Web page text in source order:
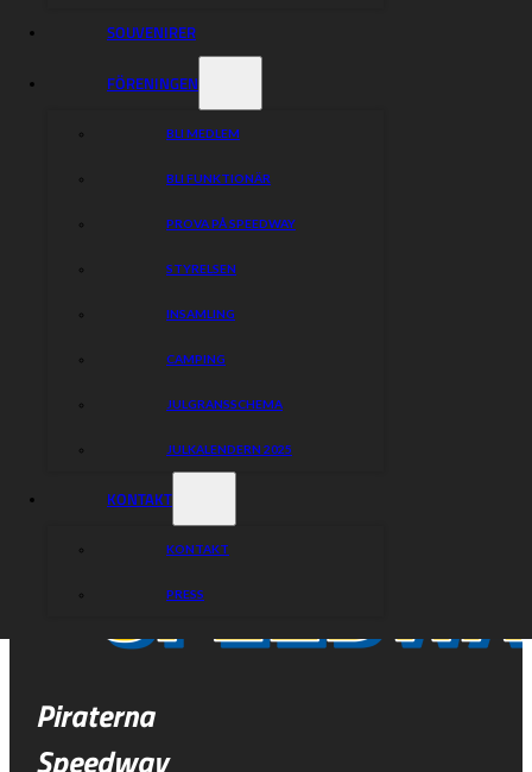
SOUVENIRER
FÖRENINGEN
BLI MEDLEM
BLI FUNKTIONÄR
PROVA PÅ SPEEDWAY
STYRELSEN
INSAMLING
CAMPING
JULGRANSSCHEMA
JULKALENDERN 2025
KONTAKT
KONTAKT
PRESS
Piraterna
Speedway